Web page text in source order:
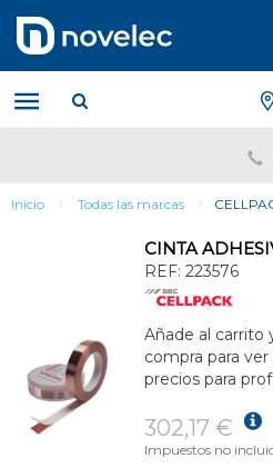
contenido
menú
de
navegación
Inicio Todas las marcas
REF: 223576
Añade al carrito
compra para
precios para
302,17 €
Impuestos no